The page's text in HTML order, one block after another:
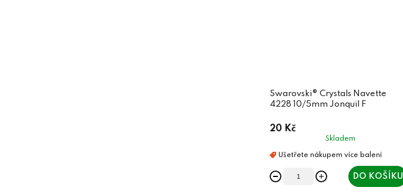
Swarovski® Crystals Navette
4228 10/5mm Jonquil F
20 Kč
Skladem
DO KOŠÍKU